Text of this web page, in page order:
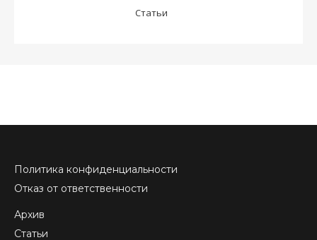
Статьи
Политика конфиденциальности
Отказ от ответственности
Архив
Статьи